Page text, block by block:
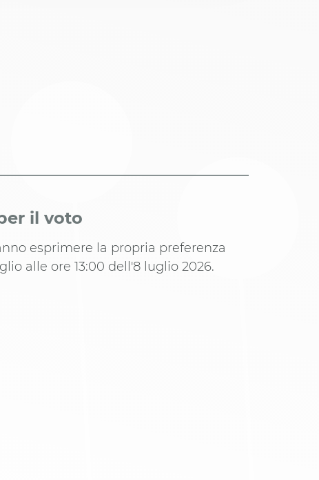
il voto
esprimere la propria preferenza
alle ore 13:00 dell'8 luglio 2026.